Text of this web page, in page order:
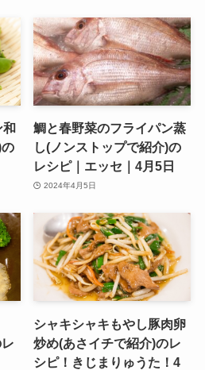
鯛と春野菜のフライパン蒸
し(ノンストップで紹介)の
レシピ｜エッセ｜4月5日
2024年4月5日
シャキシャキもやし豚肉卵
炒め(あさイチで紹介)のレ
シピ！きじまりゅうた！4